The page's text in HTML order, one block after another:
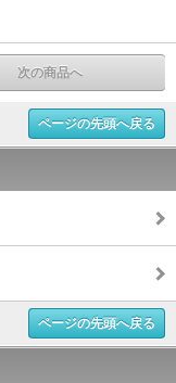
次の商品へ
ページの先頭へ戻る
ページの先頭へ戻る